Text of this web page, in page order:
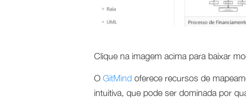
Clique na imagem acima para baixar
O GitMind oferece recursos de
intuitiva, que pode ser dominada por